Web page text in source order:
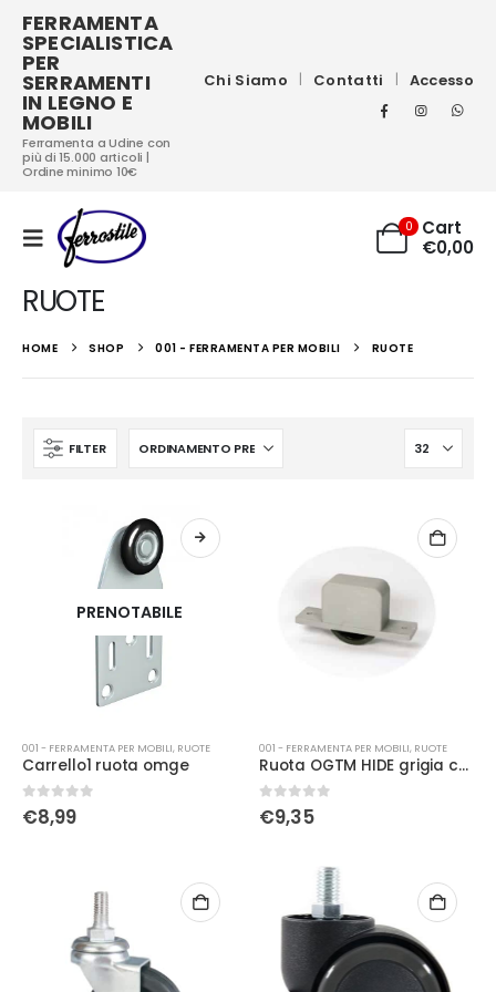
FERRAMENTA
SPECIALISTICA
PER
SERRAMENTI
IN LEGNO E
MOBILI
Ferramenta a Udine con
più di 15.000 articoli |
Ordine minimo 10€
Chi Siamo Contatti Accesso
0
Cart
€0,00
RUOTE
HOME SHOP 001 - FERRAMENTA PER MOBILI RUOTE
FILTER
PRENOTABILE
001 - FERRAMENTA PER MOBILI, RUOTE
Carrello1 ruota omge
0Su 5
€8,99
001 - FERRAMENTA PER MOBILI, RUOTE
Ruota OGTM HIDE grigia con alette spessore 22
0Su 5
€9,35